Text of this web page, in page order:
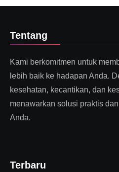
Tentang
Kami berkomitmen untuk
lebih baik ke hadapan Anda.
kesehatan, kecantikan, dan
menawarkan solusi praktis
Anda.
Terbaru